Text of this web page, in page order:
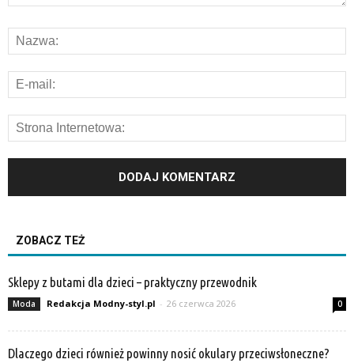
ZOBACZ TEŻ
Sklepy z butami dla dzieci – praktyczny przewodnik
Moda Redakcja Modny-styl.pl - 26 czerwca 2026 0
Dlaczego dzieci również powinny nosić okulary przeciwsłoneczne?